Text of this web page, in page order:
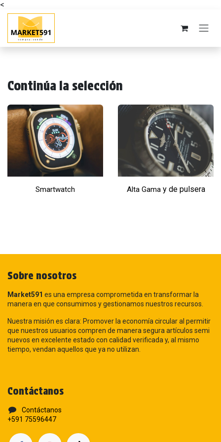
<
Ir al contenido
Continúa la selección
Smartwatch Alta Gamay de pulsera
Sobre nosotros
Market591 es una empresa comprometida en transformar la
manera en que consumimos y gestionamos nuestros recursos.
Nuestra misión es clara: Promover la economía circular al permitir
que nuestros usuarios compren de manera segura artículos semi
nuevos en excelente estado con calidad verificada y, al mismo
tiempo, vendan aquellos que ya no utilizan.
Contáctanos
Contáctanos
+591 75596447